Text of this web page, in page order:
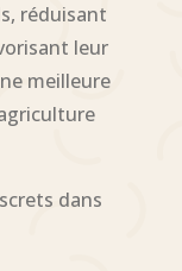
réduisant
leur
meilleure
dans